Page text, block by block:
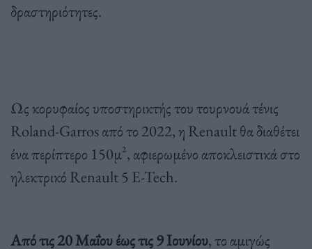
δραστηριότητες.
Ως κορυφαίος υποστηρικτής του τουρνουά τένις
Roland-Garros από το 2022, η Renault θα διαθέτει
ένα περίπτερο 150μ², αφιερωμένο αποκλειστικά στο
ηλεκτρικό Renault 5 E-Tech.
Από τις 20 Μαΐου έως τις 9 Ιουνίου, το αμιγώς